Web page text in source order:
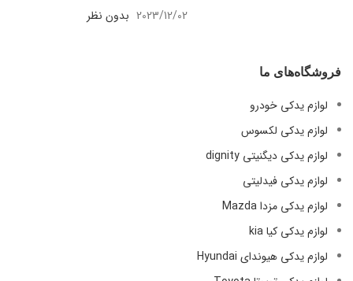
2023/12/02 بدون نظر
فروشگاه‌های ما
لوازم یدکی خودرو
لوازم یدکی لکسوس
لوازم یدکی دیگنیتی dignity
لوازم یدکی فیدلیتی
لوازم یدکی مزدا Mazda
لوازم یدکی کیا kia
لوازم یدکی هیوندای Hyundai